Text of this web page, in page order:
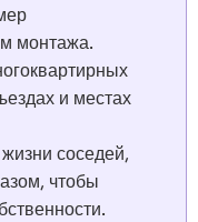
монтажа.
и местах
соседей,
чтобы